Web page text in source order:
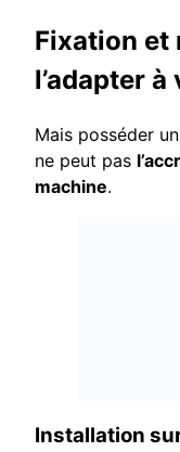
Fixation et
l’adapter
Mais posséder
ne peut pas
machine.
Installation